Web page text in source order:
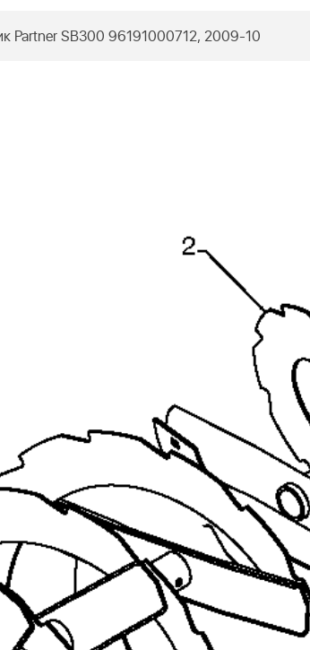
SB300 96191000712, 2009-10